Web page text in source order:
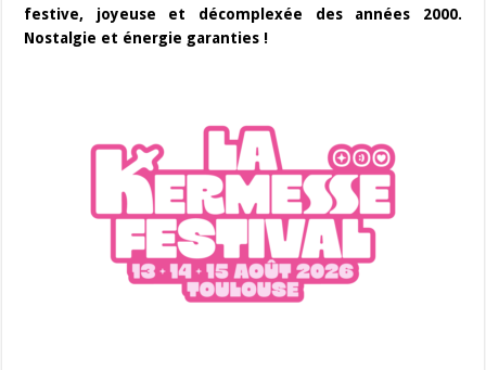
festive, joyeuse et décomplexée des années 2000.
Nostalgie et énergie garanties !